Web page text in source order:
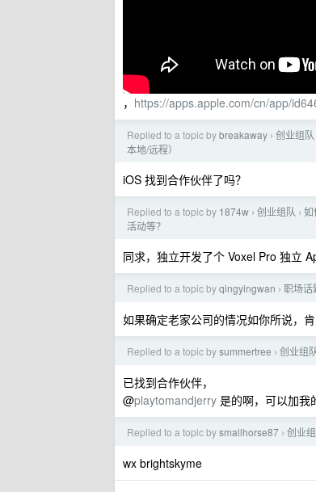
， https://apps.apple.com/cn/app/
Replied to a topic bybreakaway › 创业组队
本地/远程）
iOS 找到合作伙伴了吗？
Replied to a topic by 1874w › 创业组队 › 如
活动等？
同求，独立开发了个 Voxel Pro 独立
Replied to a topic byqingyingwan › 职场话
如果确定老家公司的情况如你所说，
Replied to a topic bysummertree › 创业组队
已找到合作伙伴，
@playtomandjerry 是的啊，可以加我
Replied to a topic bysmallhorse87 › 创业
wx brightskyme